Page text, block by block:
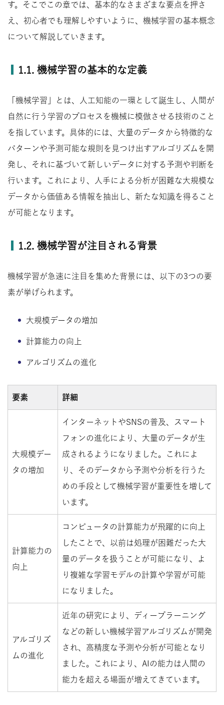
す。そこでこの章では、基本的なさまざまな要点を押さ
え、初心者でも理解しやすいように、機械学習の基本概念
について解説していきます。
1.1. 機械学習の基本的な定義
「機械学習」とは、人工知能の一環として誕生し、人間が
自然に行う学習のプロセスを機械に模倣させる技術のこと
を指しています。具体的には、大量のデータから特徴的な
パターンや予測可能な規則を見つけ出すアルゴリズムを開
発し、それに基づいて新しいデータに対する予測や判断を
行います。これにより、人手による分析が困難な大規模な
データから価値ある情報を抽出し、新たな知識を得ること
が可能となります。
1.2. 機械学習が注目される背景
機械学習が急速に注目を集めた背景には、以下の3つの要
素が挙げられます。
大規模データの増加
計算能力の向上
アルゴリズムの進化
要素 詳細
大規模デー
タの増加
インターネットやSNSの普及、スマート
フォンの進化により、大量のデータが生
成されるようになりました。これによ
り、そのデータから予測や分析を行うた
めの手段として機械学習が重要性を増して
います。
計算能力の
向上
コンピュータの計算能力が飛躍的に向上
したことで、以前は処理が困難だった大
量のデータを扱うことが可能になり、よ
り複雑な学習モデルの計算や学習が可能
になりました。
アルゴリズ
ムの進化
近年の研究により、ディープラーニング
などの新しい機械学習アルゴリズムが開発
され、高精度な予測や分析が可能となり
ました。これにより、AIの能力は人間の
能力を超える場面が増えてきています。